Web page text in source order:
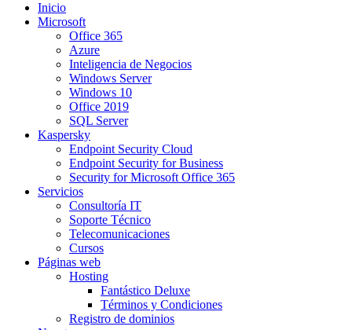
Inicio
Microsoft
Office 365
Azure
Inteligencia de Negocios
Windows Server
Windows 10
Office 2019
SQL Server
Kaspersky
Endpoint Security Cloud
Endpoint Security for Business
Security for Microsoft Office 365
Servicios
Consultoría IT
Soporte Técnico
Telecomunicaciones
Cursos
Páginas web
Hosting
Fantástico Deluxe
Términos y Condiciones
Registro de dominios